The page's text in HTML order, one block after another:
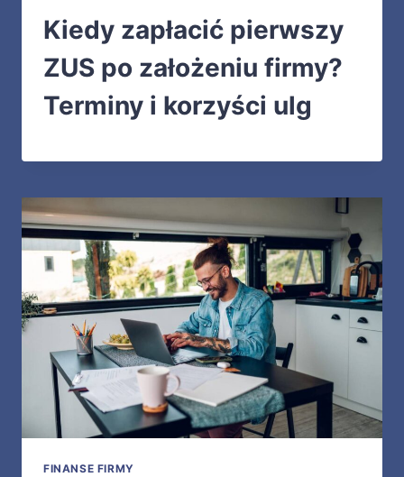
Kiedy zapłacić pierwszy
ZUS po założeniu firmy?
Terminy i korzyści ulg
FINANSE FIRMY